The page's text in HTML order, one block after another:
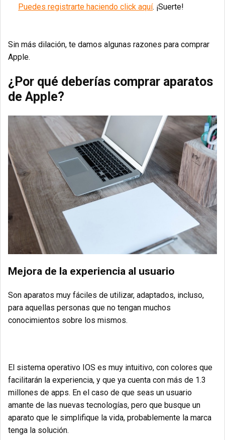
Puedes registrarte haciendo click aquí. ¡Suerte!
Sin más dilación, te damos algunas razones para comprar
Apple.
¿Por qué deberías comprar aparatos
de Apple?
Mejora de la experiencia al usuario
Son aparatos muy fáciles de utilizar, adaptados, incluso,
para aquellas personas que no tengan muchos
conocimientos sobre los mismos.
El sistema operativo IOS es muy intuitivo, con colores que
facilitarán la experiencia, y que ya cuenta con más de 1.3
millones de apps. En el caso de que seas un usuario
amante de las nuevas tecnologías, pero que busque un
aparato que le simplifique la vida, probablemente la marca
tenga la solución.